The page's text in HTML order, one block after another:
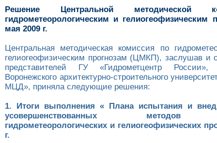
Решение Центральной методической
гидрометеорологическим и гелиогеофизическим
мая 2009 г.
Центральная методическая комиссия по
гелиогеофизическим прогнозам (ЦМКП), заслушав и
представителей ГУ «Гидрометцентр
Воронежского архитектурно-строительного
МЦД», приняла следующие решения:
1. Итоги выполнения « Плана испытания и
усовершенствованных методов
гидрометеорологических и гелиогеофизических
г.